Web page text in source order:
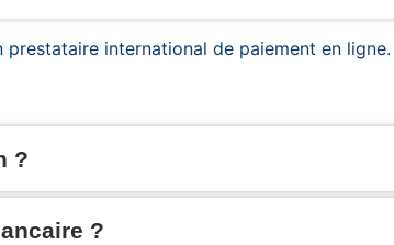
international de paiement en ligne.
?
?